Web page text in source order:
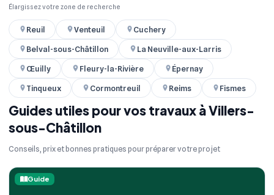
Élargissez votre zone de recherche
Reuil Venteuil
Cuchery
Belval-sous-Châtillon
La Neuville-aux-Larris
Œuilly
Fleury-la-Rivière
Épernay
Tinqueux
Cormontreuil Reims Fismes
Guides utiles pour vos travaux à Villers-
sous-Châtillon
Conseils, prix et bonnes pratiques pour préparer votre projet
Guide